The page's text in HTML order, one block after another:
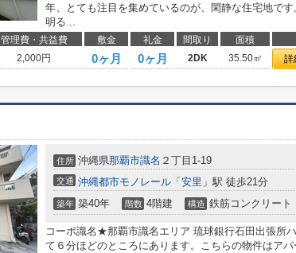
年、とても注目を集めているのが、閑静な住宅地で
明る...
管理費・共益費 敷金 礼金 間取り 面積
2,000円 0ヶ月 0ヶ月 2DK 35.50㎡ 詳
住所 沖縄県那覇市識名 ２丁目1-19
交通 沖縄都市モノレール 「 安里 」駅 徒歩21分
築年 築40年 階数 4階建 構造 鉄筋コンクリート
コーポ識名★那覇市識名エリア 琉球銀行石田出張所
て６分ほどのところにあります。こちらの物件はア